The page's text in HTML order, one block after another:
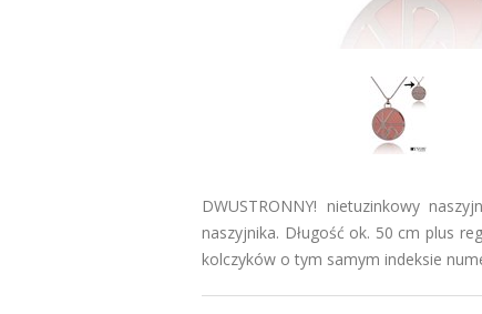
DWUSTRONNY! nietuzinkowy
naszyjnika. Długość ok. 50 cm plus
kolczyków o tym samym indeksie